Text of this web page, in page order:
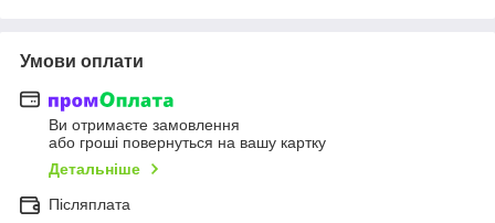
Умови оплати
Ви отримаєте замовлення
або гроші повернуться на вашу картку
Детальніше
Післяплата